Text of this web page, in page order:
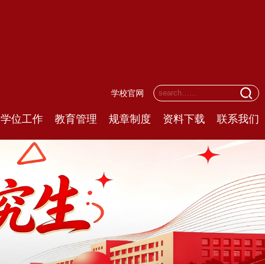
学校官网
学位工作 教育管理 规章制度 资料下载 联系我们